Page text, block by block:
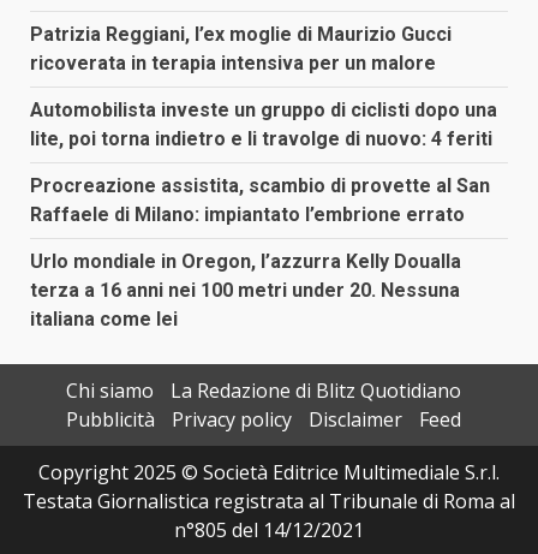
Patrizia Reggiani, l’ex moglie di Maurizio Gucci
ricoverata in terapia intensiva per un malore
Automobilista investe un gruppo di ciclisti dopo una
lite, poi torna indietro e li travolge di nuovo: 4 feriti
Procreazione assistita, scambio di provette al San
Raffaele di Milano: impiantato l’embrione errato
Urlo mondiale in Oregon, l’azzurra Kelly Doualla
terza a 16 anni nei 100 metri under 20. Nessuna
italiana come lei
Chi siamo
La Redazione di Blitz Quotidiano
Pubblicità
Privacy policy Disclaimer
Feed
Copyright 2025 © Società Editrice Multimediale S.r.l.
Testata Giornalistica registrata al Tribunale di Roma al
n°805 del 14/12/2021